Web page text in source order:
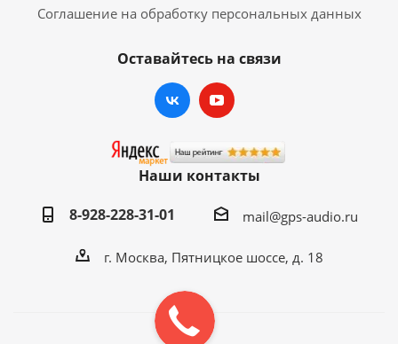
Соглашение на обработку персональных данных
Оставайтесь на связи
Наши контакты
8-928-228-31-01
mail@gps-audio.ru
г. Москва, Пятницкое шоссе, д. 18